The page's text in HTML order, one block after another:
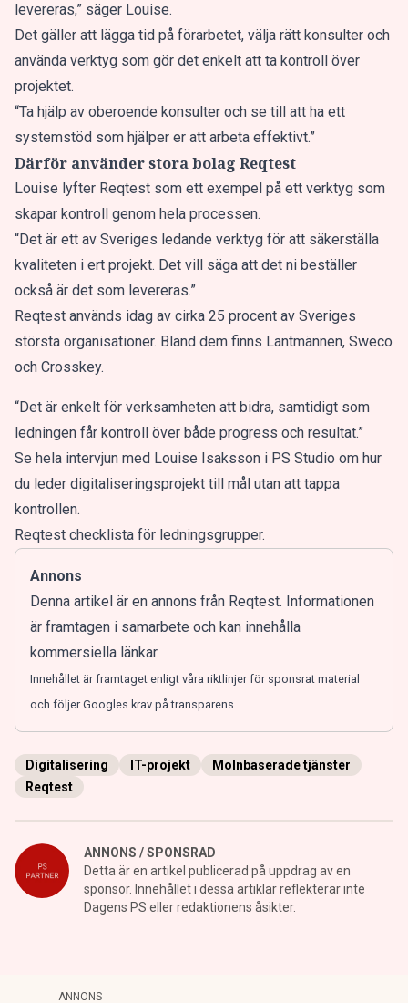
levereras,” säger Louise.
Det gäller att lägga tid på förarbetet, välja rätt konsulter och
använda verktyg som gör det enkelt att ta kontroll över
projektet.
“Ta hjälp av oberoende konsulter och se till att ha ett
systemstöd som hjälper er att arbeta effektivt.”
Därför använder stora bolag Reqtest
Louise lyfter Reqtest som ett exempel på ett verktyg som
skapar kontroll genom hela processen.
“Det är ett av Sveriges ledande verktyg för att säkerställa
kvaliteten i ert projekt. Det vill säga att det ni beställer
också är det som levereras.”
Reqtest används idag av cirka 25 procent av Sveriges
största organisationer. Bland dem finns Lantmännen, Sweco
och Crosskey.
“Det är enkelt för verksamheten att bidra, samtidigt som
ledningen får kontroll över både progress och resultat.”
Se hela intervjun med Louise Isaksson i PS Studio om hur
du leder digitaliseringsprojekt till mål utan att tappa
kontrollen.
Reqtest checklista för ledningsgrupper.
Annons
Denna artikel är en annons från Reqtest. Informationen
är framtagen i samarbete och kan innehålla
kommersiella länkar.
Innehållet är framtaget enligt våra riktlinjer för sponsrat material
och följer Googles krav på transparens.
Digitalisering IT-projekt
Molnbaserade tjänster
Reqtest
ANNONS / SPONSRAD
Detta är en artikel publicerad på uppdrag av en
sponsor. Innehållet i dessa artiklar reflekterar inte
Dagens PS eller redaktionens åsikter.
ANNONS